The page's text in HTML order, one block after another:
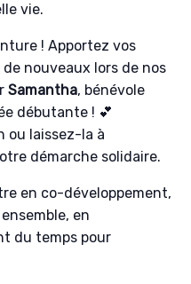
vie.
! Apportez vos
nouveaux lors de nos
Samantha, bénévole
débutante ! 💕
ou laissez-la à
démarche solidaire.
en co-développement,
en
du temps pour